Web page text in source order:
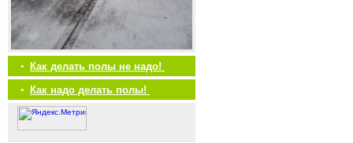
•
Как делать полы не надо!
•
Как надо делать полы!